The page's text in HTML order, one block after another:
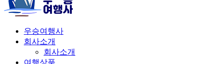
우승여행사
회사소개
회사소개
여행상품